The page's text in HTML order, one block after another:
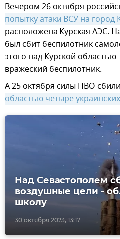
Вечером 26 октября
попытку атаки ВСУ на город
расположена Курская АЭС.
был сбит беспилотник
этого над Курской областью
вражеский беспилотник.
А 25 октября силы ПВО
областью четыре
30 октября 2023, 13:17
Над Севастополем
воздушные цели -
школу